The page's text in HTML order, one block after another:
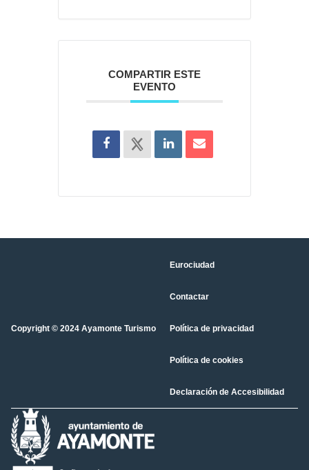
COMPARTIR ESTE
EVENTO
Copyright © 2024 Ayamonte Turismo
Eurociudad
Contactar
Política de privacidad
Política de cookies
Declaración de Accesibilidad